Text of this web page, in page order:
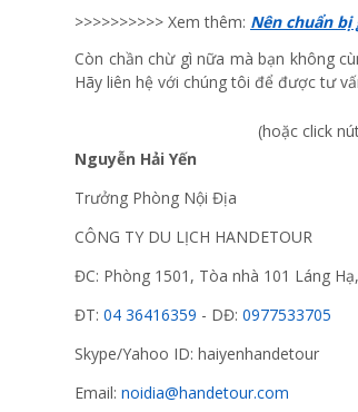
>>>>>>>>>> Xem thêm: Nên chuẩn bị
Còn chần chừ gì nữa mà bạn không
Hãy liên hệ với chúng tôi để được tư
(hoặc click
Nguyễn Hải Yến
Trưởng Phòng Nội Địa
CÔNG TY DU LỊCH HANDETOUR
ĐC: Phòng 1501, Tòa nhà 101 Láng
ĐT: 04 36416359 - DĐ: 0977533705
Skype/Yahoo ID: haiyenhandetour
Email: noidia@handetour.com